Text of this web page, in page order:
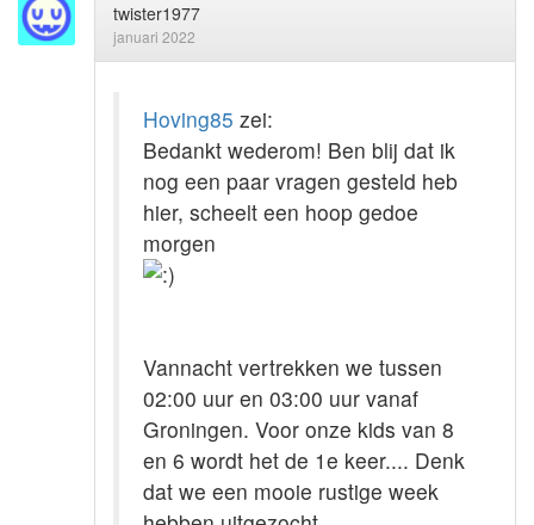
twister1977
januari 2022
Hoving85 zei:
Bedankt wederom! Ben blij dat ik
nog een paar vragen gesteld heb
hier, scheelt een hoop gedoe
morgen
Vannacht vertrekken we tussen
02:00 uur en 03:00 uur vanaf
Groningen. Voor onze kids van 8
en 6 wordt het de 1e keer.... Denk
dat we een mooie rustige week